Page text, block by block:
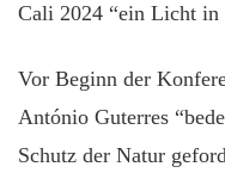
Cali 2024 “ein Licht in
Vor Beginn der
António Guterres
Schutz der Natur